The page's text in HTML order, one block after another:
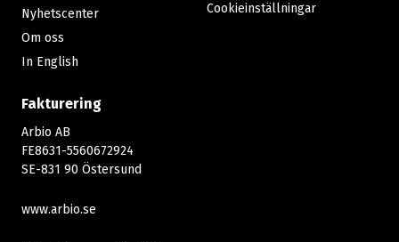
Nyhetscenter
Om oss
In English
Cookieinställningar
Fakturering
Arbio AB
FE8631-5560672924
SE-831 90 Östersund
www.arbio.se